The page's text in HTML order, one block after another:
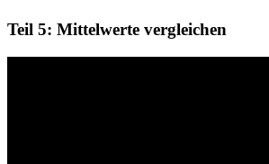
Teil 5: Mittelwerte vergleichen